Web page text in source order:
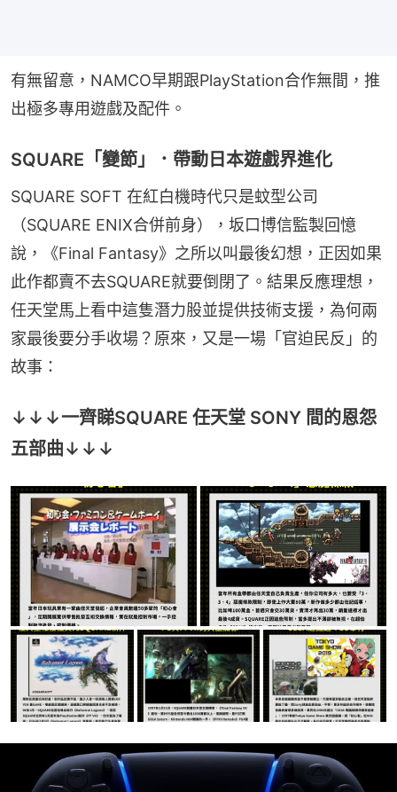
有無留意，NAMCO早期跟PlayStation合作無間，推
出極多專用遊戲及配件。
SQUARE「變節」．帶動日本遊戲界進化
SQUARE SOFT 在紅白機時代只是蚊型公司
（SQUARE ENIX合併前身），坂口博信監製回憶
說，《Final Fantasy》之所以叫最後幻想，正因如果
此作都賣不去SQUARE就要倒閉了。結果反應理想，
任天堂馬上看中這隻潛力股並提供技術支援，為何兩
家最後要分手收場？原來，又是一場「官迫民反」的
故事：
↓↓↓一齊睇SQUARE 任天堂 SONY 間的恩怨
五部曲↓↓↓